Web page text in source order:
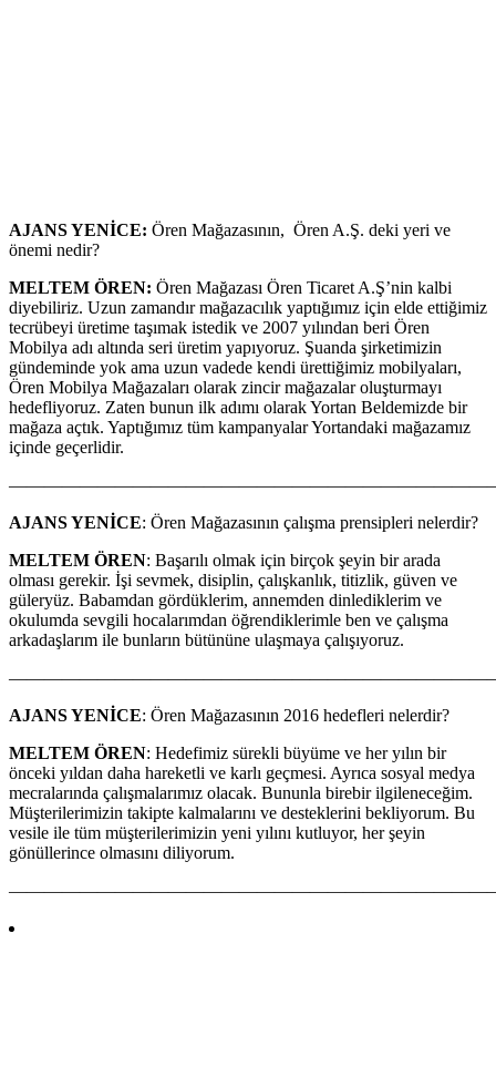
AJANS YENİCE: Ören Mağazasının, Ören A.Ş. deki yeri ve
önemi nedir?
MELTEM ÖREN: Ören Mağazası Ören Ticaret A.Ş’nin kalbi
diyebiliriz. Uzun zamandır mağazacılık yaptığımız için elde ettiğimiz
tecrübeyi üretime taşımak istedik ve 2007 yılından beri Ören
Mobilya adı altında seri üretim yapıyoruz. Şuanda şirketimizin
gündeminde yok ama uzun vadede kendi ürettiğimiz mobilyaları,
Ören Mobilya Mağazaları olarak zincir mağazalar oluşturmayı
hedefliyoruz. Zaten bunun ilk adımı olarak Yortan Beldemizde bir
mağaza açtık. Yaptığımız tüm kampanyalar Yortandaki mağazamız
içinde geçerlidir.
AJANS YENİCE: Ören Mağazasının çalışma prensipleri nelerdir?
MELTEM ÖREN: Başarılı olmak için birçok şeyin bir arada
olması gerekir. İşi sevmek, disiplin, çalışkanlık, titizlik, güven ve
güleryüz. Babamdan gördüklerim, annemden dinlediklerim ve
okulumda sevgili hocalarımdan öğrendiklerimle ben ve çalışma
arkadaşlarım ile bunların bütününe ulaşmaya çalışıyoruz.
AJANS YENİCE: Ören Mağazasının 2016 hedefleri nelerdir?
MELTEM ÖREN: Hedefimiz sürekli büyüme ve her yılın bir
önceki yıldan daha hareketli ve karlı geçmesi. Ayrıca sosyal medya
mecralarında çalışmalarımız olacak. Bununla birebir ilgileneceğim.
Müşterilerimizin takipte kalmalarını ve desteklerini bekliyorum. Bu
vesile ile tüm müşterilerimizin yeni yılını kutluyor, her şeyin
gönüllerince olmasını diliyorum.